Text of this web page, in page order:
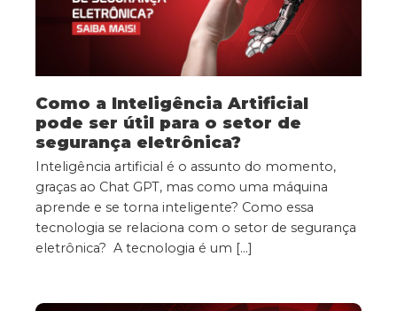
Como a Inteligência Artificial
pode ser útil para o setor de
segurança eletrônica?
Inteligência artificial é o assunto do momento,
graças ao Chat GPT, mas como uma máquina
aprende e se torna inteligente? Como essa
tecnologia se relaciona com o setor de segurança
eletrônica? A tecnologia é um […]